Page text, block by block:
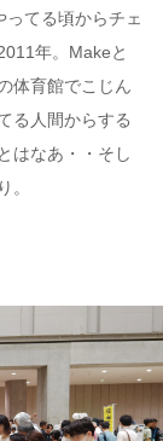
てる頃からチェ
年。Makeと
体育館でこじん
る人間からする
はなあ・・そし
。